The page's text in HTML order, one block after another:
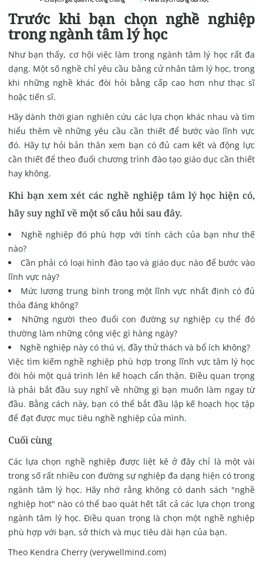
Trước khi bạn chọn nghề nghiệp
trong ngành tâm lý học
Như bạn thấy, cơ hội việc làm trong ngành tâm lý học rất đa
dạng. Một số nghề chỉ yêu cầu bằng cử nhân tâm lý học, trong
khi những nghề khác đòi hỏi bằng cấp cao hơn như thạc sĩ
hoặc tiến sĩ.
Hãy dành thời gian nghiên cứu các lựa chọn khác nhau và tìm
hiểu thêm về những yêu cầu cần thiết để bước vào lĩnh vực
đó. Hãy tự hỏi bản thân xem bạn có đủ cam kết và động lực
cần thiết để theo đuổi chương trình đào tạo giáo dục cần thiết
hay không.
Khi bạn xem xét các nghề nghiệp tâm lý học hiện có,
hãy suy nghĩ về một số câu hỏi sau đây.
Nghề nghiệp đó phù hợp với tính cách của bạn như thế
nào?
Cần phải có loại hình đào tạo và giáo dục nào để bước vào
lĩnh vực này?
Mức lương trung bình trong một lĩnh vực nhất định có đủ
thỏa đáng không?
Những người theo đuổi con đường sự nghiệp cụ thể đó
thường làm những công việc gì hàng ngày?
Nghề nghiệp này có thú vị, đầy thử thách và bổ ích không?
Việc tìm kiếm nghề nghiệp phù hợp trong lĩnh vực tâm lý học
đòi hỏi một quá trình lên kế hoạch cẩn thận. Điều quan trọng
là phải bắt đầu suy nghĩ về những gì bạn muốn làm ngay từ
đầu. Bằng cách này, bạn có thể bắt đầu lập kế hoạch học tập
để đạt được mục tiêu nghề nghiệp của mình.
Cuối cùng
Các lựa chọn nghề nghiệp được liệt kê ở đây chỉ là một vài
trong số rất nhiều con đường sự nghiệp đa dạng hiện có trong
ngành tâm lý học. Hãy nhớ rằng không có danh sách "nghề
nghiệp hot" nào có thể bao quát hết tất cả các lựa chọn trong
ngành tâm lý học. Điều quan trọng là chọn một nghề nghiệp
phù hợp với bạn, sở thích và mục tiêu dài hạn của bạn.
Theo Kendra Cherry (verywellmind.com)